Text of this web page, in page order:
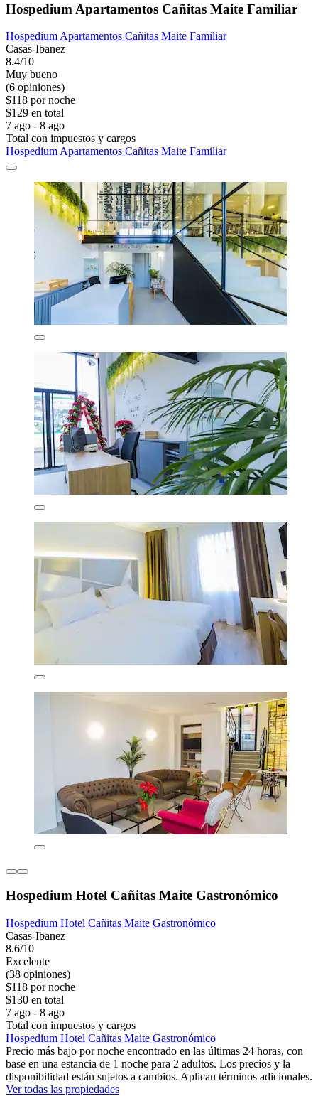
Hospedium Apartamentos Cañitas Maite Familiar
Hospedium Apartamentos Cañitas Maite Familiar
Casas-Ibanez
8.4/10
Muy bueno
(6 opiniones)
$118 por noche
$129 en total
7 ago - 8 ago
Total con impuestos y cargos
Hospedium Apartamentos Cañitas Maite Familiar
Hospedium Hotel Cañitas Maite Gastronómico
Hospedium Hotel Cañitas Maite Gastronómico
Casas-Ibanez
8.6/10
Excelente
(38 opiniones)
$118 por noche
$130 en total
7 ago - 8 ago
Total con impuestos y cargos
Hospedium Hotel Cañitas Maite Gastronómico
Precio más bajo por noche encontrado en las últimas 24 horas, con
base en una estancia de 1 noche para 2 adultos. Los precios y la
disponibilidad están sujetos a cambios. Aplican términos adicionales.
Ver todas las propiedades